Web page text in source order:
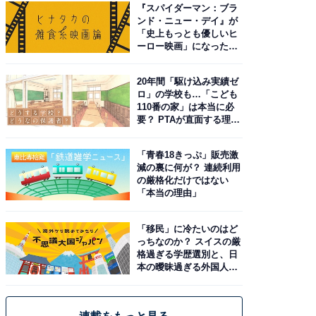
『スパイダーマン：ブラ
ンド・ニュー・デイ』が
「史上もっとも優しいヒ
ーロー映画」になった理
20年間「駆け込み実績ゼ
ロ」の学校も…「こども
110番の家」は本当に必
要？ PTAが直面する理想
「青春18きっぷ」販売激
減の裏に何が？ 連続利用
の厳格化だけではない
「本当の理由」
「移民」に冷たいのはど
っちなのか？ スイスの厳
格過ぎる学歴選別と、日
本の曖昧過ぎる外国人政